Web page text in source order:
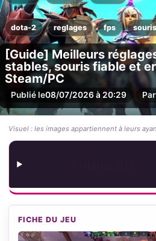
dota-2 reglages fps souris
[Guide] Meilleurs
stables, souris fiable et
Steam/PC
Publié le08/07/2026 à 20:29 Par
Visuel : les images appartiennent à leurs
FICHE DU JEU